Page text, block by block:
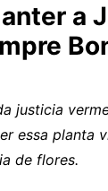
a
justicia
essa planta
de flores.